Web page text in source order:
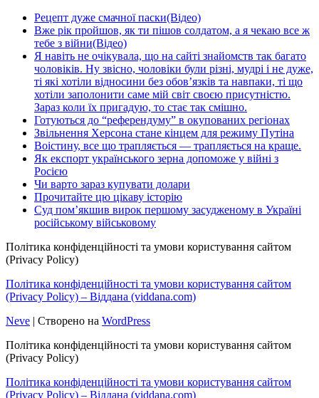
Рецепт дуже смачної паски(Відео)
Вже рік пройшов, як ти пішов солдатом, а я чекаю все ж
тебе з війни(Відео)
Я навіть не очікувала, що на сайті знайомств так багато
чоловіків. Ну звісно, чоловіки були різні, мудрі і не дуже,
ті які хотіли відносини без обов’язків та навпаки, ті що
хотіли заполонити саме мій світ своєю присутністю.
Зараз коли їх пригадую, то стає так смішно.
Готуються до “референдуму” в окупованих регіонах
Звільнення Херсона стане кінцем для режиму Путіна
Воістину, все що трапляється — трапляється на краще.
Як експорт українського зерна допоможе у війні з
Росією
Чи варто зараз купувати долари
Прочитайте цю цікаву історію
Суд пом’якшив вирок першому засудженому в Україні
російському військовому
Політика конфіденційності та умови користування сайтом
(Privacy Policy)
Політика конфіденційності та умови користування сайтом
(Privacy Policy) – Віддана (viddana.com)
Neve | Створено на WordPress
Політика конфіденційності та умови користування сайтом
(Privacy Policy)
Політика конфіденційності та умови користування сайтом
(Privacy Policy) – Віддана (viddana.com)